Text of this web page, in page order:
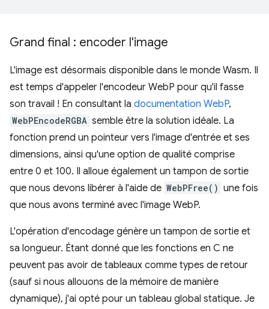
Grand final : encoder l'image
L'image est désormais disponible dans le monde Wasm. Il
est temps d'appeler l'encodeur WebP pour qu'il fasse
son travail ! En consultant la documentation WebP,
WebPEncodeRGBA semble être la solution idéale. La
fonction prend un pointeur vers l'image d'entrée et ses
dimensions, ainsi qu'une option de qualité comprise
entre 0 et 100. Il alloue également un tampon de sortie
que nous devons libérer à l'aide de WebPFree() une fois
que nous avons terminé avec l'image WebP.
L'opération d'encodage génère un tampon de sortie et
sa longueur. Étant donné que les fonctions en C ne
peuvent pas avoir de tableaux comme types de retour
(sauf si nous allouons de la mémoire de manière
dynamique), j'ai opté pour un tableau global statique. Je